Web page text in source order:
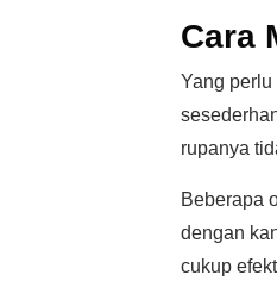
Cara
Yang
rupanya
Beberapa
dengan
cukup